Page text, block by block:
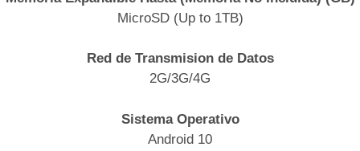
MicroSD (Up to 1TB)
Red de Transmision de Datos
2G/3G/4G
Sistema Operativo
Android 10